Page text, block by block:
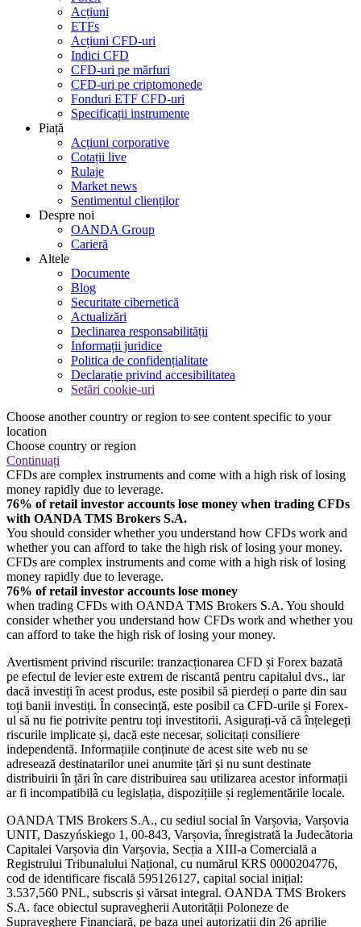
Acțiuni
ETFs
Acțiuni CFD-uri
Indici CFD
CFD-uri pe mărfuri
CFD-uri pe criptomonede
Fonduri ETF CFD-uri
Specificații instrumente
Piață
Acțiuni corporative
Cotații live
Rulaje
Market news
Sentimentul clienților
Despre noi
OANDA Group
Carieră
Altele
Documente
Blog
Securitate cibernetică
Actualizări
Declinarea responsabilității
Informații juridice
Politica de confidențialitate
Declarație privind accesibilitatea
Setări cookie-uri
Choose another country or region to see content specific to your
location
Choose country or region
Continuați
CFDs are complex instruments and come with a high risk of losing
money rapidly due to leverage.
76% of retail investor accounts lose money when trading CFDs
with OANDA TMS Brokers S.A.
You should consider whether you understand how CFDs work and
whether you can afford to take the high risk of losing your money.
CFDs are complex instruments and come with a high risk of losing
money rapidly due to leverage.
76% of retail investor accounts lose money
when trading CFDs with OANDA TMS Brokers S.A. You should
consider whether you understand how CFDs work and whether you
can afford to take the high risk of losing your money.
Avertisment privind riscurile: tranzacționarea CFD și Forex bazată
pe efectul de levier este extrem de riscantă pentru capitalul dvs., iar
dacă investiți în acest produs, este posibil să pierdeți o parte din sau
toți banii investiți. În consecință, este posibil ca CFD-urile și Forex-
ul să nu fie potrivite pentru toți investitorii. Asigurați-vă că înțelegeți
riscurile implicate și, dacă este necesar, solicitați consiliere
independentă. Informațiile conținute de acest site web nu se
adresează destinatarilor unei anumite țări și nu sunt destinate
distribuirii în țări în care distribuirea sau utilizarea acestor informații
ar fi incompatibilă cu legislația, dispozițiile și reglementările locale.
OANDA TMS Brokers S.A., cu sediul social în Varșovia, Varșovia
UNIT, Daszyńskiego 1, 00-843, Varșovia, înregistrată la Judecătoria
Capitalei Varșovia din Varșovia, Secția a XIII-a Comercială a
Registrului Tribunalului Național, cu numărul KRS 0000204776,
cod de identificare fiscală 595126127, capital social inițial:
3.537,560 PNL, subscris și vărsat integral. OANDA TMS Brokers
S.A. face obiectul supravegherii Autorității Poloneze de
Supraveghere Financiară, pe baza unei autorizații din 26 aprilie